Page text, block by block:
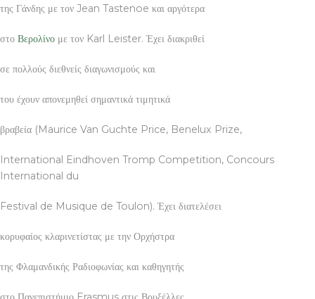
της Γάνδης με τον Jean Tastenoe και αργότερα
στο Βερολίνο με τον Karl Leister. Έχει διακριθεί
σε πολλούς διεθνείς διαγωνισμούς και
του έχουν απονεμηθεί σημαντικά τιμητικά
βραβεία (Maurice Van Guchte Price, Benelux Prize,
International Eindhoven Tromp Competition, Concours
International du
Festival de Musique de Toulon). Έχει διατελέσει
κορυφαίος κλαρινετίστας με την Ορχήστρα
της Φλαμανδικής Ραδιοφωνίας και καθηγητής